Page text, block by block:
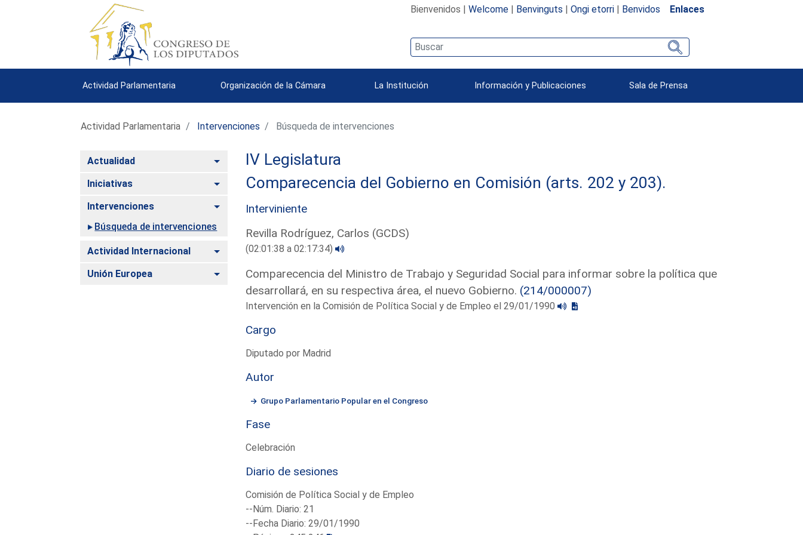
Bienvenidos | Welcome| Benvinguts | Ongi etorri| Benvidos Enlaces
Actividad Parlamentaria Organización de la Cámara La Institución Información y Publicaciones Sala de Prensa
Actividad Parlamentaria Intervenciones Búsqueda de intervenciones
Actualidad Alternar
Iniciativas Alternar
Intervenciones
Alternar
Búsqueda de intervenciones
Actividad Internacional Alternar
Unión Europea Alternar
IV Legislatura
Comparecencia del Gobierno en Comisión (arts. 202 y 203).
Interviniente
Revilla Rodríguez, Carlos (GCDS)
(02:01:38 a 02:17:34)
Comparecencia del Ministro de Trabajo y Seguridad Social para informar sobre la política que
desarrollará, en su respectiva área, el nuevo Gobierno. (214/000007)
Intervención en la Comisión de Política Social y de Empleo el 29/01/1990
Cargo
Diputado por Madrid
Autor
Grupo Parlamentario Popular en el Congreso
Fase
Celebración
Diario de sesiones
Comisión de Política Social y de Empleo
--Núm. Diario: 21
--Fecha Diario: 29/01/1990